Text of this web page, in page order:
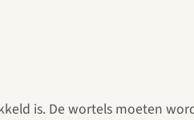
is. De wortels moeten